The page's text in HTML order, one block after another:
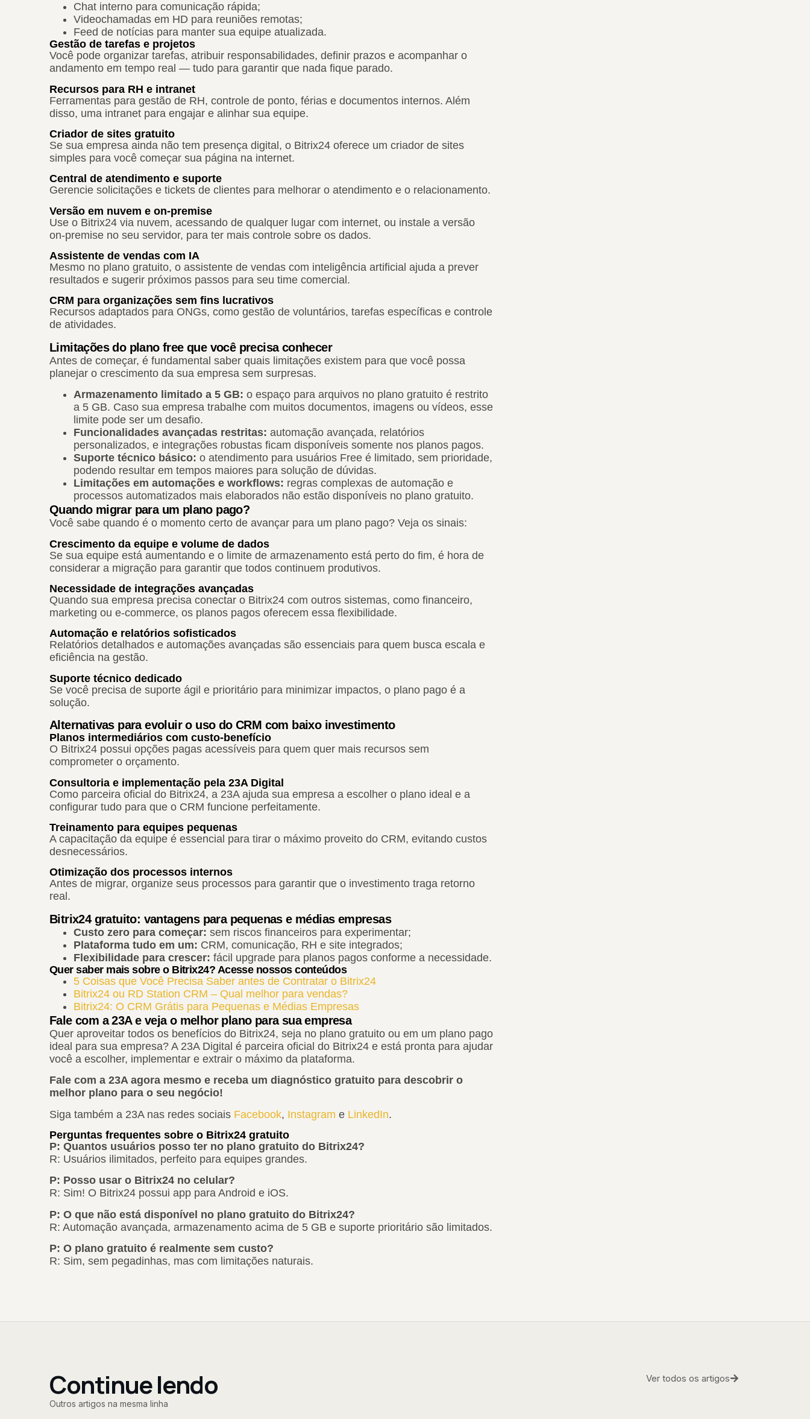
Chat interno para comunicação rápida;
Videochamadas em HD para reuniões remotas;
Feed de notícias para manter sua equipe atualizada.
Gestão de tarefas e projetos
Você pode organizar tarefas, atribuir responsabilidades, definir prazos e acompanhar o
andamento em tempo real — tudo para garantir que nada fique parado.
Recursos para RH e intranet
Ferramentas para gestão de RH, controle de ponto, férias e documentos internos. Além
disso, uma intranet para engajar e alinhar sua equipe.
Criador de sites gratuito
Se sua empresa ainda não tem presença digital, o Bitrix24 oferece um criador de sites
simples para você começar sua página na internet.
Central de atendimento e suporte
Gerencie solicitações e tickets de clientes para melhorar o atendimento e o relacionamento.
Versão em nuvem e on-premise
Use o Bitrix24 via nuvem, acessando de qualquer lugar com internet, ou instale a versão
on-premise no seu servidor, para ter mais controle sobre os dados.
Assistente de vendas com IA
Mesmo no plano gratuito, o assistente de vendas com inteligência artificial ajuda a prever
resultados e sugerir próximos passos para seu time comercial.
CRM para organizações sem fins lucrativos
Recursos adaptados para ONGs, como gestão de voluntários, tarefas específicas e controle
de atividades.
Limitações do plano free que você precisa conhecer
Antes de começar, é fundamental saber quais limitações existem para que você possa
planejar o crescimento da sua empresa sem surpresas.
Armazenamento limitado a 5 GB: o espaço para arquivos no plano gratuito é restrito
a 5 GB. Caso sua empresa trabalhe com muitos documentos, imagens ou vídeos, esse
limite pode ser um desafio.
Funcionalidades avançadas restritas: automação avançada, relatórios
personalizados, e integrações robustas ficam disponíveis somente nos planos pagos.
Suporte técnico básico: o atendimento para usuários Free é limitado, sem prioridade,
podendo resultar em tempos maiores para solução de dúvidas.
Limitações em automações e workflows: regras complexas de automação e
processos automatizados mais elaborados não estão disponíveis no plano gratuito.
Quando migrar para um plano pago?
Você sabe quando é o momento certo de avançar para um plano pago? Veja os sinais:
Crescimento da equipe e volume de dados
Se sua equipe está aumentando e o limite de armazenamento está perto do fim, é hora de
considerar a migração para garantir que todos continuem produtivos.
Necessidade de integrações avançadas
Quando sua empresa precisa conectar o Bitrix24 com outros sistemas, como financeiro,
marketing ou e-commerce, os planos pagos oferecem essa flexibilidade.
Automação e relatórios sofisticados
Relatórios detalhados e automações avançadas são essenciais para quem busca escala e
eficiência na gestão.
Suporte técnico dedicado
Se você precisa de suporte ágil e prioritário para minimizar impactos, o plano pago é a
solução.
Alternativas para evoluir o uso do CRM com baixo investimento
Planos intermediários com custo-benefício
O Bitrix24 possui opções pagas acessíveis para quem quer mais recursos sem
comprometer o orçamento.
Consultoria e implementação pela 23A Digital
Como parceira oficial do Bitrix24, a 23A ajuda sua empresa a escolher o plano ideal e a
configurar tudo para que o CRM funcione perfeitamente.
Treinamento para equipes pequenas
A capacitação da equipe é essencial para tirar o máximo proveito do CRM, evitando custos
desnecessários.
Otimização dos processos internos
Antes de migrar, organize seus processos para garantir que o investimento traga retorno
real.
Bitrix24 gratuito: vantagens para pequenas e médias empresas
Custo zero para começar: sem riscos financeiros para experimentar;
Plataforma tudo em um: CRM, comunicação, RH e site integrados;
Flexibilidade para crescer: fácil upgrade para planos pagos conforme a necessidade.
Quer saber mais sobre o Bitrix24? Acesse nossos conteúdos
5 Coisas que Você Precisa Saber antes de Contratar o Bitrix24
Bitrix24 ou RD Station CRM – Qual melhor para vendas?
Bitrix24: O CRM Grátis para Pequenas e Médias Empresas
Fale com a 23A e veja o melhor plano para sua empresa
Quer aproveitar todos os benefícios do Bitrix24, seja no plano gratuito ou em um plano pago
ideal para sua empresa? A 23A Digital é parceira oficial do Bitrix24 e está pronta para ajudar
você a escolher, implementar e extrair o máximo da plataforma.
Fale com a 23A agora mesmo e receba um diagnóstico gratuito para descobrir o
melhor plano para o seu negócio!
Siga também a 23A nas redes sociais Facebook, Instagram e LinkedIn.
Perguntas frequentes sobre o Bitrix24 gratuito
P: Quantos usuários posso ter no plano gratuito do Bitrix24?
R: Usuários ilimitados, perfeito para equipes grandes.
P: Posso usar o Bitrix24 no celular?
R: Sim! O Bitrix24 possui app para Android e iOS.
P: O que não está disponível no plano gratuito do Bitrix24?
R: Automação avançada, armazenamento acima de 5 GB e suporte prioritário são limitados.
P: O plano gratuito é realmente sem custo?
R: Sim, sem pegadinhas, mas com limitações naturais.
Continue lendo
Outros artigos na mesma linha
Ver todos os artigos